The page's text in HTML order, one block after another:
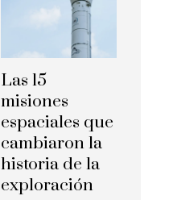
Las 15
misiones
espaciales que
cambiaron la
historia de la
exploración